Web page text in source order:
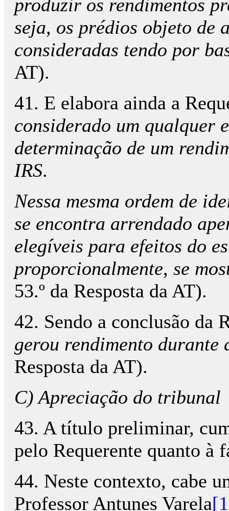
produzir os rendimentos
seja, os prédios objeto de
consideradas tendo por
AT).
41. E elabora ainda a
considerado um qualquer
determinação de um
IRS.
Nessa mesma ordem de
se encontra arrendado
elegíveis para efeitos do
proporcionalmente, se
53.º da Resposta da AT).
42. Sendo a conclusão da
gerou rendimento durante
Resposta da AT).
C) Apreciação do tribunal
43. A título preliminar,
pelo Requerente quanto à
44. Neste contexto, cabe
Professor Antunes Varela